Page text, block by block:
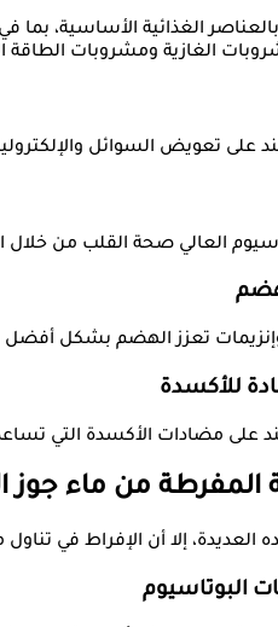
بالعناصر الغذائية الأساسية،
الغازية ومشروبات الطاقة
على تعويض السوائل
العالي صحة القلب من
تعزز الهضم بشكل أفضل
على مضادات الأكسدة التي
المفرطة من ماء جوز
العديدة، إلا أن الإفراط في